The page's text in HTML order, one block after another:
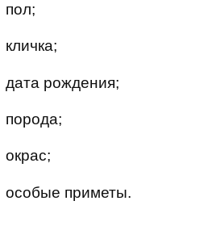
пол;
кличка;
дата рождения;
порода;
окрас;
особые приметы.